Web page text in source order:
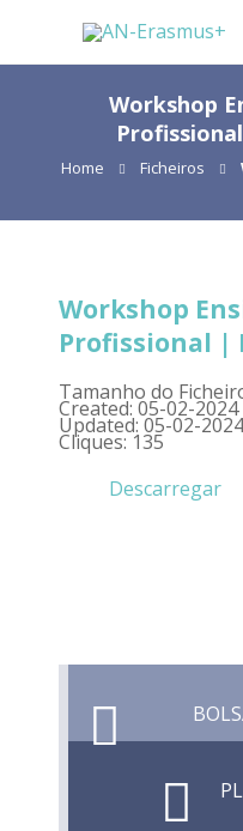
Workshop
Home Ficheiros
Workshop
Profissional |
Tamanho do
Created: 05-02-2024
Updated: 05-02-2024
Cliques: 135
Descarregar